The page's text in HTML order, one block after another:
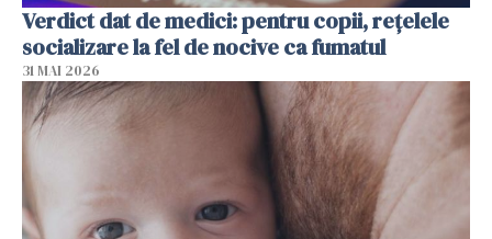
Verdict dat de medici: pentru copii, rețelele
socializare la fel de nocive ca fumatul
31 MAI 2026